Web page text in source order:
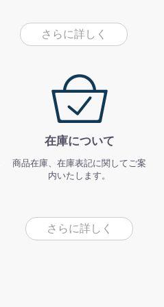
さらに詳しく
在庫について
商品在庫、在庫表記に関してご案
内いたします。
さらに詳しく